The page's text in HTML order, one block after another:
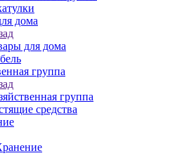
дома
для дома
группа
группа
средства